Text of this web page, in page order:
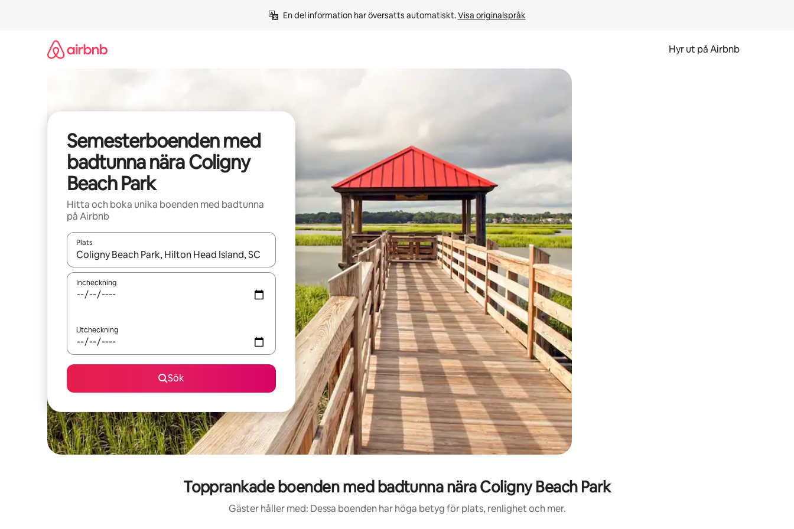
En del information har översatts automatiskt. Visa originalspråk
Hyr ut på Airbnb
Semesterboenden med
badtunna nära Coligny
Beach Park
Hitta och boka unika boenden med badtunna
på Airbnb
Plats
När resultaten är tillgängliga kan du navigera med upp- och nedåtpilarna eller utforska genom att trycka eller svepa.
Incheckning
Utcheckning
Sök
Topprankade boenden med badtunna nära Coligny Beach Park
Gäster håller med: Dessa boenden har höga betyg för plats, renlighet och mer.